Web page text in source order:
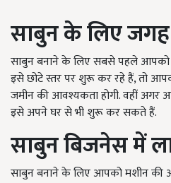
साबुन के लिए
साबुन बनाने के लिए सबसे पहले
इसे छोटे स्तर पर शुरू कर रहे हैं, तो
जमीन की आवश्यकता होगी. वहीं अगर
इसे अपने घर से भी शुरू कर सकते हैं.
साबुन बिजनेस में
साबुन बनाने के लिए आपको मशीन की